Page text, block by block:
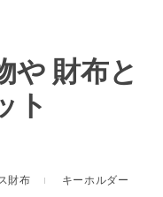
や 財布と
ト
財布 キーホルダー